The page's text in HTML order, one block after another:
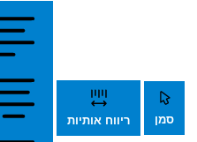
סמן ריווח אותיות